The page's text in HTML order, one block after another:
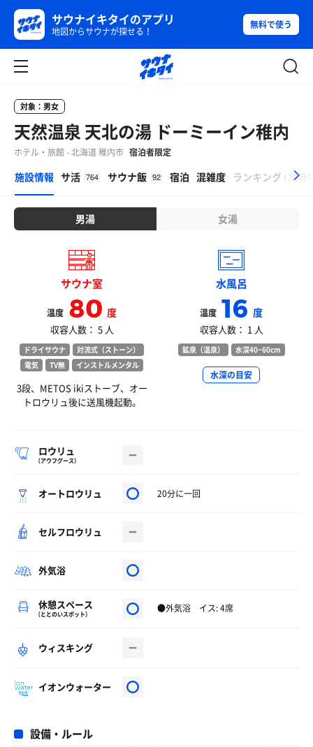
サウナイキタイのアプリ
地図からサウナが探せる！
無料で使う
対象：男女
天然温泉 天北の湯 ドーミーイン稚内
ホテル・旅館 - 北海道 稚内市 宿泊者限定
施設情報 サ活 764 サウナ飯 92 宿泊 混雑度 ランキング ( 開発
男湯 女湯
サウナ室
温度 80度
収容人数： 5 人
ドライサウナ
対流式（ストーン）
電気
TV無 インストルメンタル
3段、METOS ikiストーブ、オー
トロウリュ後に送風機起動。
水風呂
温度 16度
収容人数： 1 人
鉱泉（温泉） 水深40~60cm
水深の目安
ロウリュ
（アウフグース）
オートロウリュ 20分に一回
セルフロウリュ
外気浴
休憩スペース
（ととのいスポット） ●外気浴 イス: 4席
ウィスキング
イオンウォーター
設備・ルール